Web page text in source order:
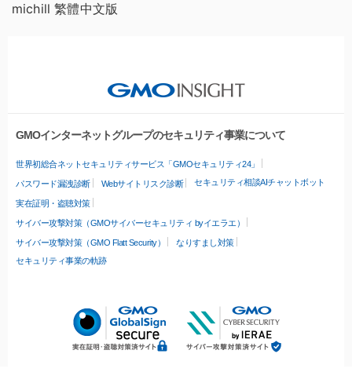
michill 繁體中文版
GMOインターネットグループのセキュリティ事業について
世界初総合ネットセキュリティサービス「GMOセキュリティ24」
パスワード漏洩診断 Webサイトリスク診断 セキュリティ相談AIチャットボット
実在証明・盗聴対策
サイバー攻撃対策（GMOサイバーセキュリティ byイエラエ）
サイバー攻撃対策（GMO Flatt Security）
なりすまし対策
セキュリティ事業の軌跡